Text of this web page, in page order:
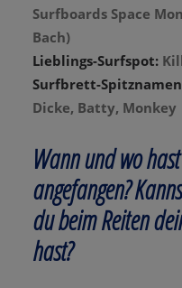
Surfboards Space
Bach)
Lieblings-Surfspot:
Surfbrett-
Dicke, Batty, Monkey
Wann und wo
angefangen?
du beim Reiten
hast?